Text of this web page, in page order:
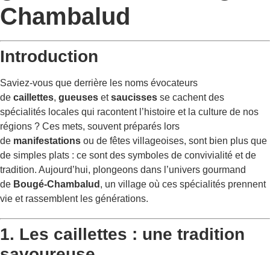
Chambalud
Introduction
Saviez-vous que derrière les noms évocateurs
de caillettes, gueuses etsaucisses se cachent des
spécialités locales qui racontent l’histoire et la culture de nos
régions ? Ces mets, souvent préparés lors
de manifestations ou de fêtes villageoises, sont bien plus que
de simples plats : ce sont des symboles de convivialité et de
tradition. Aujourd’hui, plongeons dans l’univers gourmand
de Bougé-Chambalud , un village où ces spécialités prennent
vie et rassemblent les générations.
1. Les caillettes : une tradition